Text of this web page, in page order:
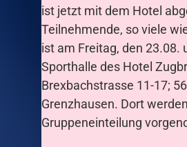
ist jetzt mit dem Hotel
Teilnehmende, so viele
ist am Freitag, den 23.08.
Sporthalle des Hotel
Brexbachstrasse 11-17;
Grenzhausen. Dort
Gruppeneinteilung